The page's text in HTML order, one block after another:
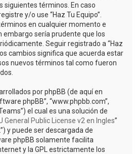
siguientes términos. En caso
y/o use “Haz Tu Equipo”.
en cualquier momento e
embargo sería prudente que los
Seguir registrado a “Haz
cambios significa que acuerda estar
nuevos términos tal como fueron
por phpBB (de aquí en
phpBB”, “www.phpbb.com”,
el cual es una solución de
General Public License v2 en Ingles”
y puede ser descargada de
phpBB solamente facilita
y la GPL estrictamente los